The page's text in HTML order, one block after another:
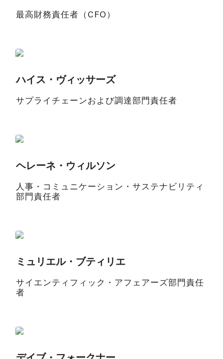
最高財務責任者（CFO）
ハイス・ヴィッサーズ
サプライチェーンおよび調達部門責任者
ヘレーネ・ウィルソン
人事・コミュニケーション・サステナビリティ
部門責任者
ミュリエル・ブティリエ
サイエンティフィック・アフェアーズ部門責任
者